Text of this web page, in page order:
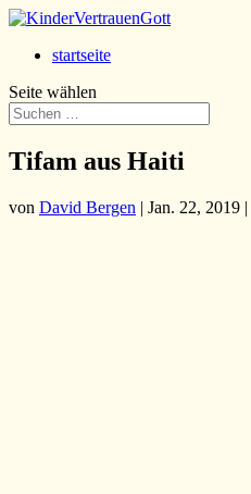
startseite
Seite wählen
Tifam aus Haiti
von David Bergen | Jan. 22, 2019 |